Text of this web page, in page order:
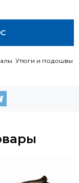
, Утюги и подошвы